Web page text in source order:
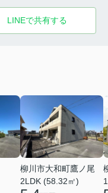
LINEで共有する
柳川市大和町鷹ノ尾
2LDK (58.32㎡)